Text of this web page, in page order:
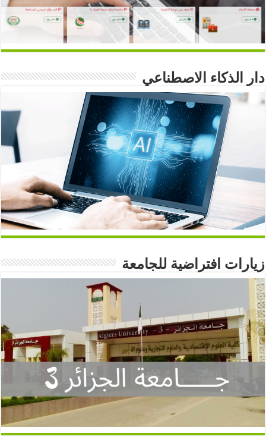
دار الذكاء الاصطناعي
زيارات افتراضية للجامعة